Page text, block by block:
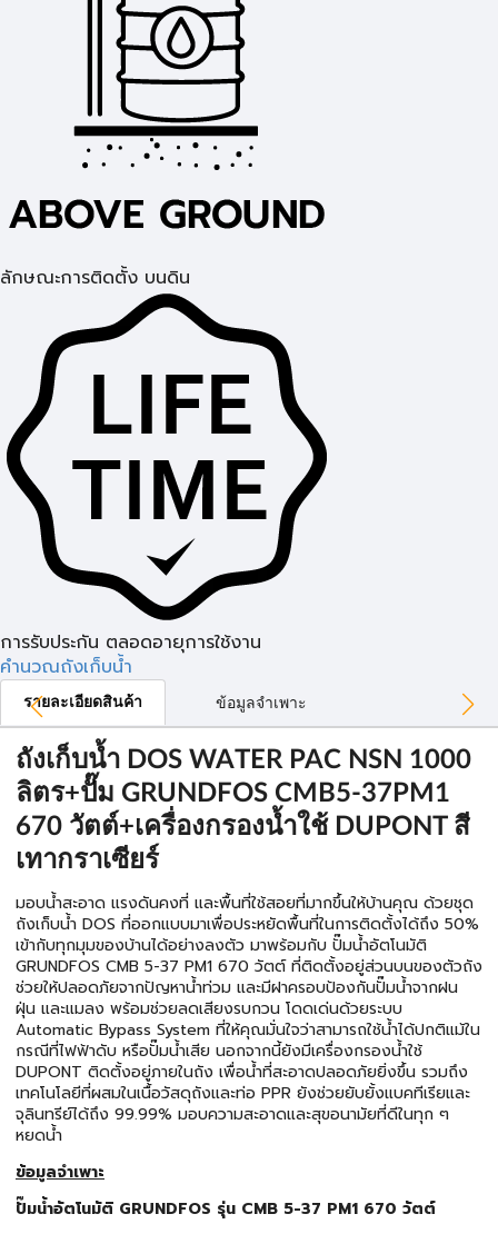
ลักษณะการติดตั้ง บนดิน
การรับประกัน ตลอดอายุการใช้งาน
คำนวณถังเก็บน้ำ
รายละเอียดสินค้า ข้อมูลจำเพาะ
ถังเก็บน้ำ DOS WATER PAC NSN 1000
ลิตร+ปั๊ม GRUNDFOS CMB5-37PM1
670 วัตต์+เครื่องกรองน้ำใช้ DUPONT สี
เทากราเซียร์
มอบน้ำสะอาด แรงดันคงที่ และพื้นที่ใช้สอยที่มากขึ้นให้บ้านคุณ ด้วยชุด
ถังเก็บน้ำ DOS ที่ออกแบบมาเพื่อประหยัดพื้นที่ในการติดตั้งได้ถึง 50%
เข้ากับทุกมุมของบ้านได้อย่างลงตัว มาพร้อมกับ ปั๊มน้ำอัตโนมัติ
GRUNDFOS CMB 5-37 PM1 670 วัตต์ ที่ติดตั้งอยู่ส่วนบนของตัวถัง
ช่วยให้ปลอดภัยจากปัญหาน้ำท่วม และมีฝาครอบป้องกันปั๊มน้ำจากฝน
ฝุ่น และแมลง พร้อมช่วยลดเสียงรบกวน โดดเด่นด้วยระบบ
Automatic Bypass System ที่ให้คุณมั่นใจว่าสามารถใช้น้ำได้ปกติแม้ใน
กรณีที่ไฟฟ้าดับ หรือปั๊มน้ำเสีย นอกจากนี้ยังมีเครื่องกรองน้ำใช้
DUPONT ติดตั้งอยู่ภายในถัง เพื่อน้ำที่สะอาดปลอดภัยยิ่งขึ้น รวมถึง
เทคโนโลยีที่ผสมในเนื้อวัสดุถังและท่อ PPR ยังช่วยยับยั้งแบคทีเรียและ
จุลินทรีย์ได้ถึง 99.99% มอบความสะอาดและสุขอนามัยที่ดีในทุก ๆ
หยดน้ำ
ข้อมูลจำเพาะ
ปั๊มน้ำอัตโนมัติ GRUNDFOS รุ่น CMB 5-37 PM1 670 วัตต์